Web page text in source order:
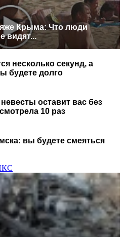
Крыма: Что люди
видят...
несколько секунд, а
будете долго
оставит вас без
10 раз
вы будете смеяться